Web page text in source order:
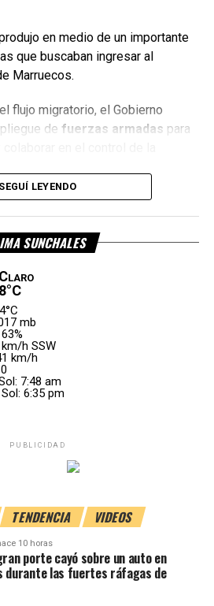
de la familia es que las
internacionales aceleren los
el retorno seguro de la niña.
Mordaza
en medio de un importante
que buscaban ingresar al
Marruecos.
flujo migratorio, el Gobierno
de fuerzas armadas para
viajará a Ceuta
del Gobierno español,
del Interior,
la situación sobre el terreno
oficial ante la emergencia.
«grave crisis
un sindicato que representa a
, calificó lo ocurrido como una
que atraviesa la frontera.
españolas continúan
la situación y determinar las
SEGUÍ LEYENDO
SUNCHALES
Claro
8°C
mb
h SSW
km/h
7:48 am
6:35 pm
PUBLICIDAD
TENDENCIA VIDEOS
10 horas
porte cayó sobre un auto en
durante las fuertes ráfagas de